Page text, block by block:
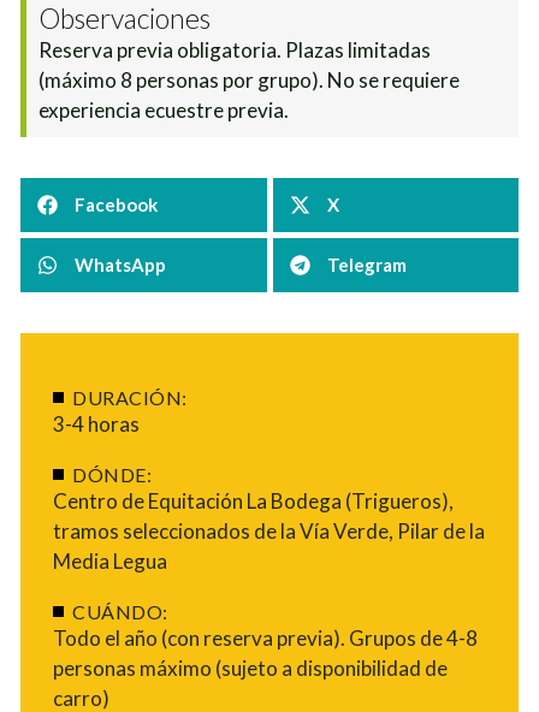
Observaciones
Reserva previa obligatoria. Plazas limitadas
(máximo 8 personas por grupo). No se requiere
experiencia ecuestre previa.
Facebook X
WhatsApp Telegram
DURACIÓN:
3-4 horas
DÓNDE:
Centro de Equitación La Bodega (Trigueros),
tramos seleccionados de la Vía Verde, Pilar de la
Media Legua
CUÁNDO:
Todo el año (con reserva previa). Grupos de 4-8
personas máximo (sujeto a disponibilidad de
carro)